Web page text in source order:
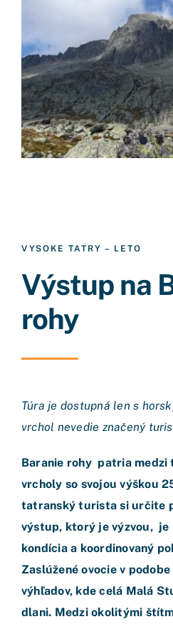
VYSOKE TATRY – LETO
Výstup na
rohy
Túra je dostupná len s
vrchol nevedie značený
Baranie rohy patria medzi
vrcholy so svojou výškou
tatranský turista si určite
výstup, ktorý je výzvou, je
kondícia a koordinovaný
Zaslúžené ovocie v
výhľadov, kde celá Malá
dlani. Medzi okolitými